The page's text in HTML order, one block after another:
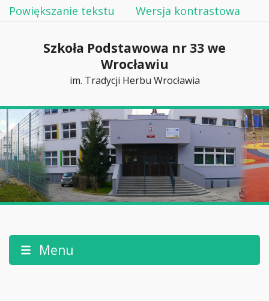
Powiększanie tekstu Wersja kontrastowa
Szkoła Podstawowa nr 33 we
Wrocławiu
im. Tradycji Herbu Wrocławia
Menu